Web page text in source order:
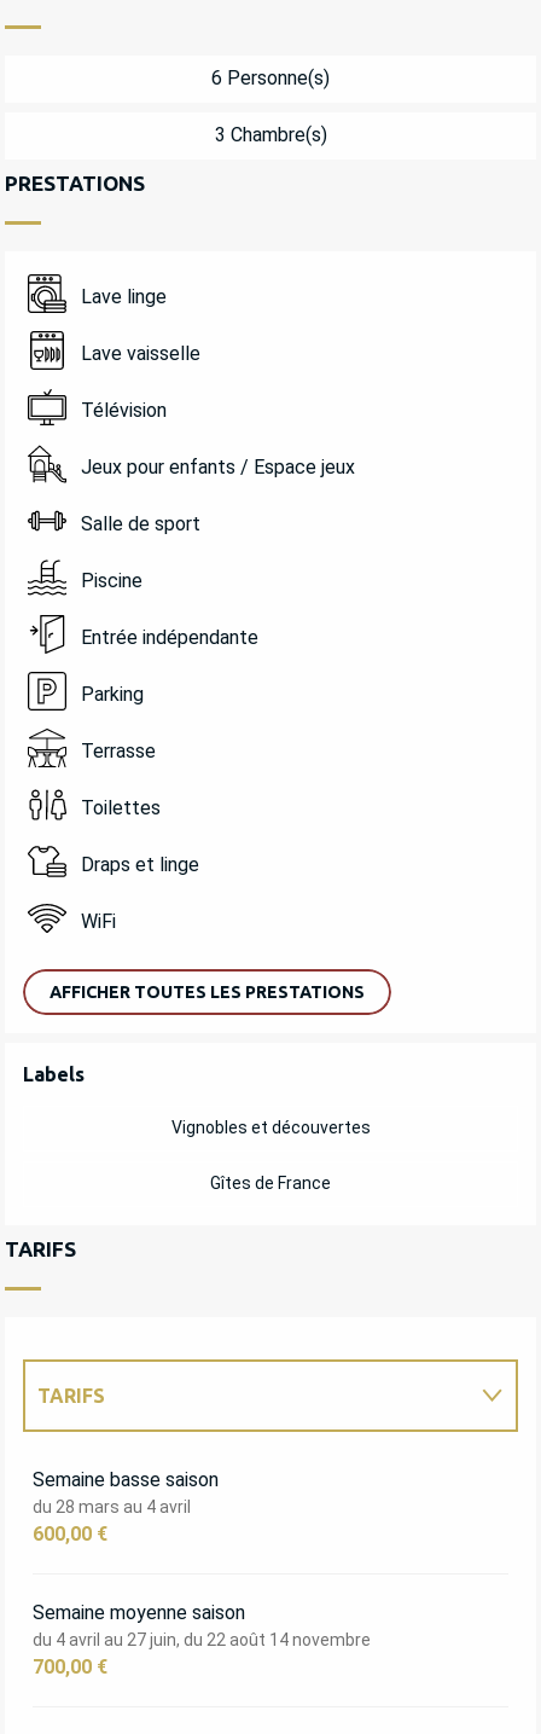
6 Personne(s)
3 Chambre(s)
PRESTATIONS
Lave linge
Lave vaisselle
Télévision
Jeux pour enfants / Espace jeux
Salle de sport
Piscine
Entrée indépendante
Parking
Terrasse
Toilettes
Draps et linge
WiFi
AFFICHER TOUTES LES PRESTATIONS
OFFRES DE PRESTATIONS
Labels
Labels
Vignobles et découvertes
Gîtes de France
TARIFS
TARIFS
Semaine basse saison
du 28 mars au 4 avril
600,00 €
Semaine moyenne saison
du 4 avril au 27 juin, du 22 août 14 novembre
700,00 €